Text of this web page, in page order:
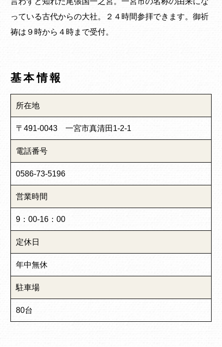
っている古代からの大社。２４時間参拝できます。御祈
祷は９時から４時まで受付。
基本情報
所在地
〒491-0043 一宮市真清田1-2-1
電話番号
0586-73-5196
営業時間
9：00-16：00
定休日
年中無休
駐車場
80台